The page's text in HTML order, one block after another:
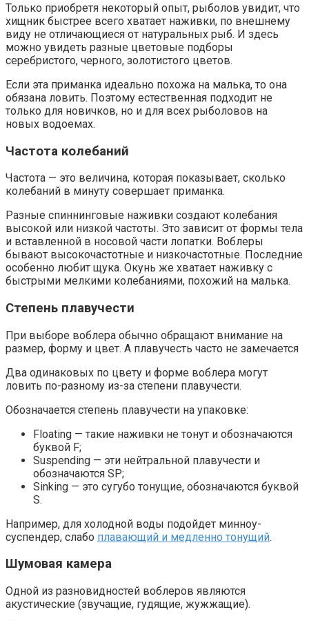
Только приобретя некоторый опыт, рыболов увидит, что
хищник быстрее всего хватает наживки, по внешнему
виду не отличающиеся от натуральных рыб. И здесь
можно увидеть разные цветовые подборы
серебристого, черного, золотистого цветов.
Если эта приманка идеально похожа на малька, то она
обязана ловить. Поэтому естественная подходит не
только для новичков, но и для всех рыболовов на
новых водоемах.
Частота колебаний
Частота — это величина, которая показывает, сколько
колебаний в минуту совершает приманка.
Разные спиннинговые наживки создают колебания
высокой или низкой частоты. Это зависит от формы тела
и вставленной в носовой части лопатки. Воблеры
бывают высокочастотные и низкочастотные. Последние
особенно любит щука. Окунь же хватает наживку с
быстрыми мелкими колебаниями, похожий на малька.
Степень плавучести
При выборе воблера обычно обращают внимание на
размер, форму и цвет. А плавучесть часто не замечается
Два одинаковых по цвету и форме воблера могут
ловить по-разному из-за степени плавучести.
Обозначается степень плавучести на упаковке:
Floating — такие наживки не тонут и обозначаются
буквой F;
Suspending — эти нейтральной плавучести и
обозначаются SP;
Sinking — это сугубо тонущие, обозначаются буквой
S.
Например, для холодной воды подойдет минноу-
суспендер, слабо плавающий и медленно тонущий.
Шумовая камера
Одной из разновидностей воблеров являются
акустические (звучащие, гудящие, жужжащие).